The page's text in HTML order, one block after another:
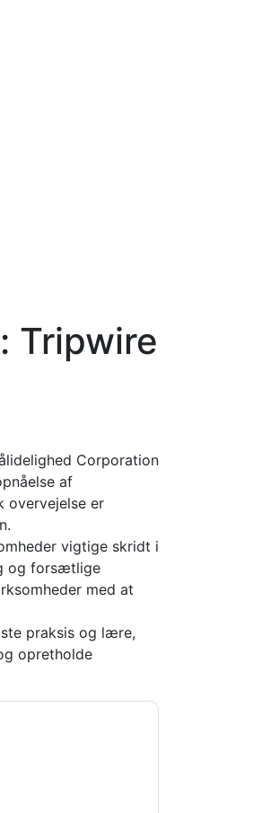
Tripwire
Corporation
af
overvejelse er
vigtige skridt i
og forsætlige
med at
praksis og lære,
opretholde